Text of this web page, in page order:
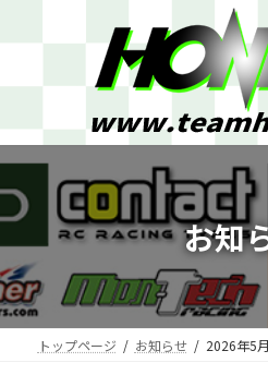
ス
キ
ッ
ン
に
移
お知
トップページ お知らせ 2026年5月